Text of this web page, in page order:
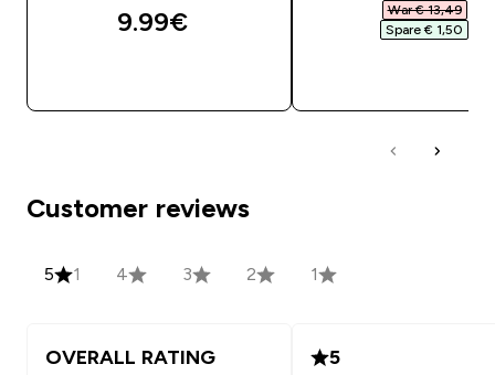
9.99€‎
War € 13,49‎
Spare € 1,50‎
Customer reviews
5 1 4 3 2 1
OVERALL RATING 5